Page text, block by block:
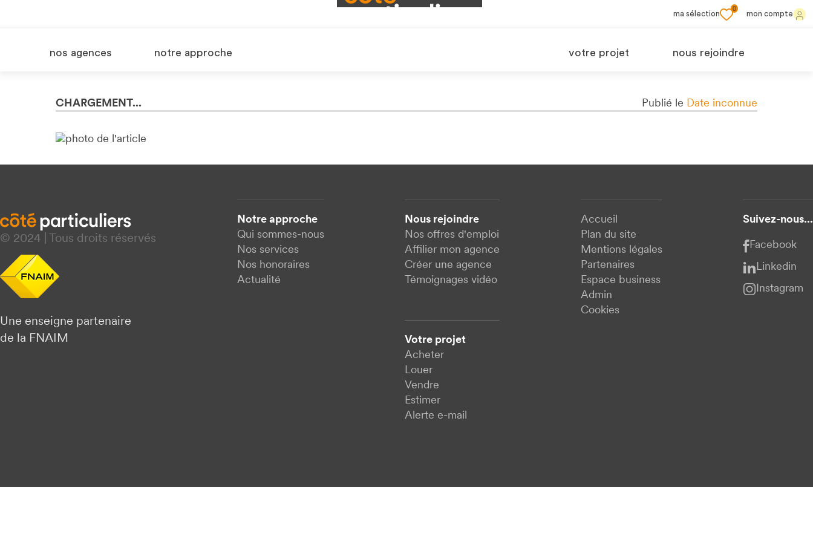
ma sélection
0
mon compte
nos agences notre approche votre projet nous rejoindre
CHARGEMENT... Publié le Date inconnue
© 2024 | Tous droits réservés
Une enseigne partenaire
de la FNAIM
Notre approche
Qui sommes-nous
Nos services
Nos honoraires
Actualité
Nous rejoindre
Nos offres d'emploi
Affilier mon agence
Créer une agence
Témoignages vidéo
Votre projet
Acheter
Louer
Vendre
Estimer
Alerte e-mail
Accueil
Plan du site
Mentions légales
Partenaires
Espace business
Admin
Cookies
Suivez-nous...
Facebook
Linkedin
Instagram